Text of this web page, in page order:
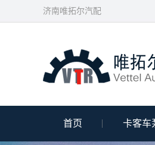
济南唯拓尔汽配
首页 卡客车